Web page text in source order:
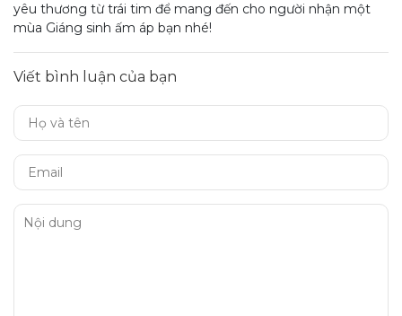
yêu thương từ trái tim để mang đến cho người nhận một
mùa Giáng sinh ấm áp bạn nhé!
Viết bình luận của bạn